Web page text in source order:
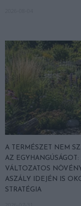
A TERMÉSZET NEM
AZ EGYHANGÚSÁGOT:
VÁLTOZATOS
ASZÁLY IDEJÉN IS
STRATÉGIA